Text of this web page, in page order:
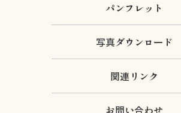
パンフレット
写真ダウンロード
関連リンク